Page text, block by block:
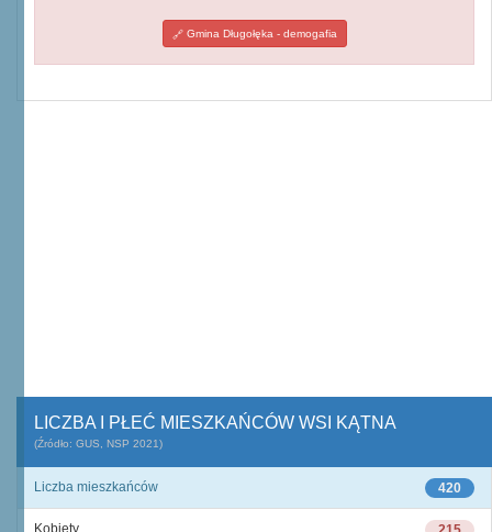
Gmina Długołęka - demogafia
LICZBA I PŁEĆ MIESZKAŃCÓW WSI KĄTNA
(Źródło: GUS, NSP 2021)
420
Liczba mieszkańców
Kobiety